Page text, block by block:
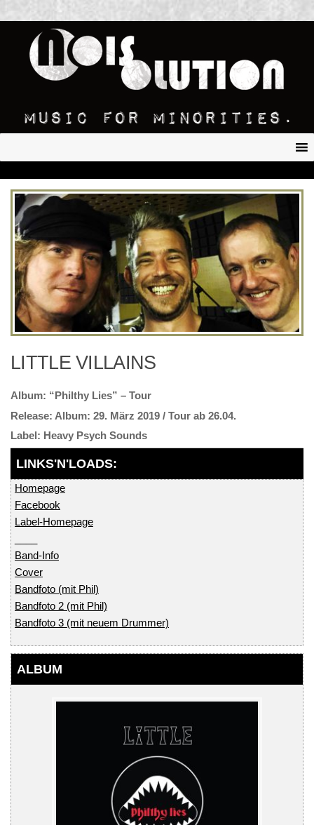
LITTLE VILLAINS
“Philthy Lies” – Tour
Album: 29. März 2019 / Tour ab 26.04.
Heavy Psych Sounds
Homepage
Facebook
Label-Homepage
Band-Info
Cover
Bandfoto (mit Phil)
Bandfoto 2 (mit Phil)
Bandfoto 3 (mit neuem Drummer)
ALBUM